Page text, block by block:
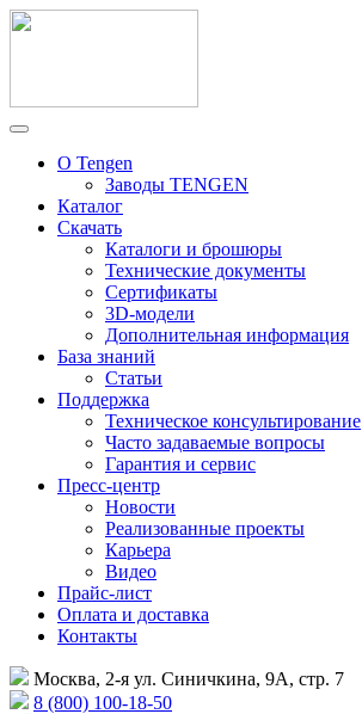
О Tengen
Заводы TENGEN
Каталог
Скачать
Каталоги и брошюры
Технические документы
Сертификаты
3D-модели
Дополнительная информация
База знаний
Статьи
Поддержка
Техническое консультирование
Часто задаваемые вопросы
Гарантия и сервис
Пресс-центр
Новости
Реализованные проекты
Карьера
Видео
Прайс-лист
Оплата и доставка
Контакты
Москва, 2-я ул. Синичкина, 9А, стр. 7
8 (800) 100-18-50